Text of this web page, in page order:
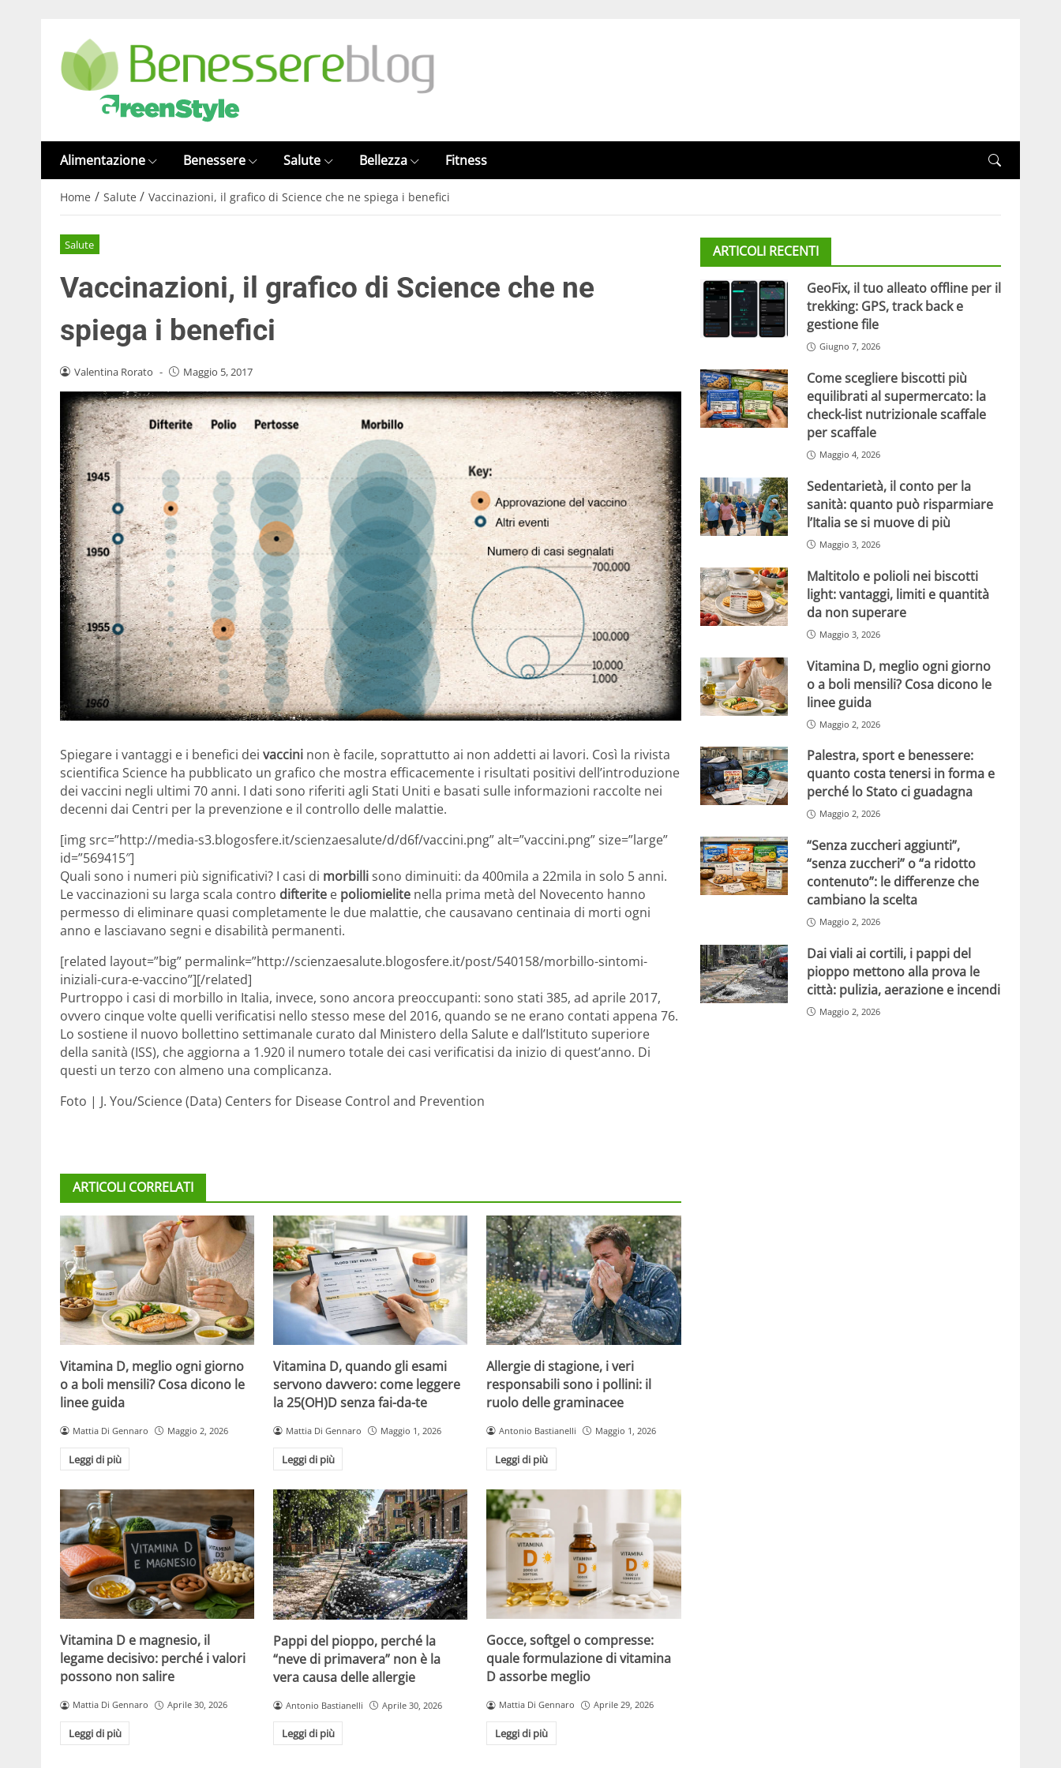
Alimentazione Benessere Salute Bellezza Fitness
Home / Salute / Vaccinazioni, il grafico di Science che ne spiega i benefici
Salute
Vaccinazioni, il grafico di Science che ne
spiega i benefici
Valentina Rorato - Maggio 5, 2017
Spiegare i vantaggi e i benefici dei vaccini non è facile, soprattutto ai non addetti ai lavori. Così la rivista
scientifica Science ha pubblicato un grafico che mostra efficacemente i risultati positivi dell’introduzione
dei vaccini negli ultimi 70 anni. I dati sono riferiti agli Stati Uniti e basati sulle informazioni raccolte nei
decenni dai Centri per la prevenzione e il controllo delle malattie.
[img src=”http://media-s3.blogosfere.it/scienzaesalute/d/d6f/vaccini.png” alt=”vaccini.png” size=”large”
id=”569415″]
Quali sono i numeri più significativi? I casi di morbillisono diminuiti: da 400mila a 22mila in solo 5 anni.
Le vaccinazioni su larga scala contro difterite e poliomielite nella prima metà del Novecento hanno
permesso di eliminare quasi completamente le due malattie, che causavano centinaia di morti ogni
anno e lasciavano segni e disabilità permanenti.
[related layout=”big” permalink=”http://scienzaesalute.blogosfere.it/post/540158/morbillo-sintomi-
iniziali-cura-e-vaccino”][/related]
Purtroppo i casi di morbillo in Italia, invece, sono ancora preoccupanti: sono stati 385, ad aprile 2017,
ovvero cinque volte quelli verificatisi nello stesso mese del 2016, quando se ne erano contati appena 76.
Lo sostiene il nuovo bollettino settimanale curato dal Ministero della Salute e dall’Istituto superiore
della sanità (ISS), che aggiorna a 1.920 il numero totale dei casi verificatisi da inizio di quest’anno. Di
questi un terzo con almeno una complicanza.
Foto | J. You/Science (Data) Centers for Disease Control and Prevention
ARTICOLI CORRELATI
Vitamina D, meglio ogni giorno
o a boli mensili? Cosa dicono le
linee guida
Mattia Di Gennaro Maggio 2, 2026
Leggi di più
Vitamina D, quando gli esami
servono davvero: come leggere
la 25(OH)D senza fai-da-te
Mattia Di Gennaro Maggio 1, 2026
Leggi di più
Allergie di stagione, i veri
responsabili sono i pollini: il
ruolo delle graminacee
Antonio Bastianelli Maggio 1, 2026
Leggi di più
Vitamina D e magnesio, il
legame decisivo: perché i valori
possono non salire
Mattia Di Gennaro Aprile 30, 2026
Leggi di più
Pappi del pioppo, perché la
“neve di primavera” non è la
vera causa delle allergie
Antonio Bastianelli Aprile 30, 2026
Leggi di più
Gocce, softgel o compresse:
quale formulazione di vitamina
D assorbe meglio
Mattia Di Gennaro Aprile 29, 2026
Leggi di più
ARTICOLI RECENTI
GeoFix, il tuo alleato offline per il
trekking: GPS, track back e
gestione file
Giugno 7, 2026
Come scegliere biscotti più
equilibrati al supermercato: la
check-list nutrizionale scaffale
per scaffale
Maggio 4, 2026
Sedentarietà, il conto per la
sanità: quanto può risparmiare
l’Italia se si muove di più
Maggio 3, 2026
Maltitolo e polioli nei biscotti
light: vantaggi, limiti e quantità
da non superare
Maggio 3, 2026
Vitamina D, meglio ogni giorno
o a boli mensili? Cosa dicono le
linee guida
Maggio 2, 2026
Palestra, sport e benessere:
quanto costa tenersi in forma e
perché lo Stato ci guadagna
Maggio 2, 2026
“Senza zuccheri aggiunti”,
“senza zuccheri” o “a ridotto
contenuto”: le differenze che
cambiano la scelta
Maggio 2, 2026
Dai viali ai cortili, i pappi del
pioppo mettono alla prova le
città: pulizia, aerazione e incendi
Maggio 2, 2026